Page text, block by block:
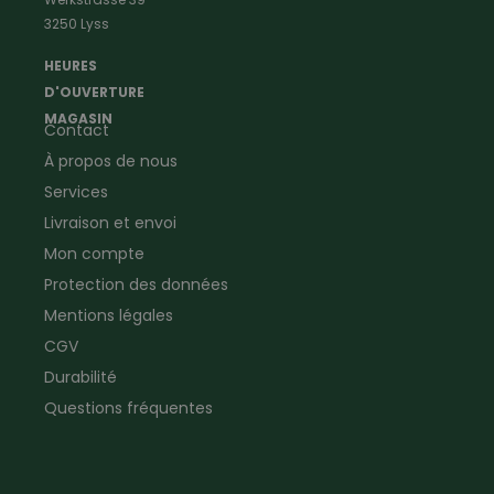
Vêtements d'ouvrier
Ramoneur
Vêtements de signalisation
Jardinage
Plombier
Electricien
Vêtements d'entreprise
3250 Lyss
HEURES
D'OUVERTURE
MAGASIN
Contact
À propos de nous
Services
Livraison et envoi
Mon compte
Protection des données
Mentions légales
CGV
Durabilité
Questions fréquentes